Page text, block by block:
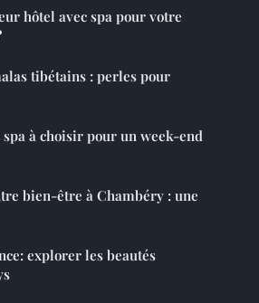
hôtel avec spa pour votre
tibétains : perles pour
spa à choisir pour un week-end
bien-être à Chambéry : une
explorer les beautés